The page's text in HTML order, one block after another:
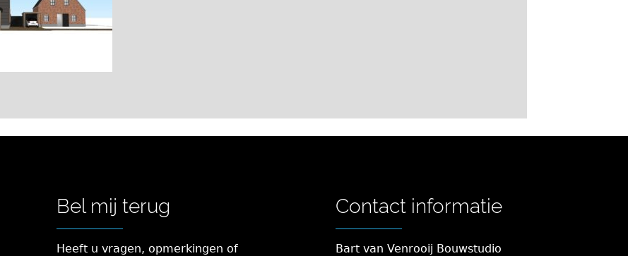
Bel mij terug
Heeft u vragen, opmerkingen of
Contact informatie
Bart van Venrooij Bouwstudio